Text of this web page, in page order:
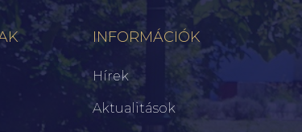
INFORMÁCIÓK
Hírek
Aktualitások